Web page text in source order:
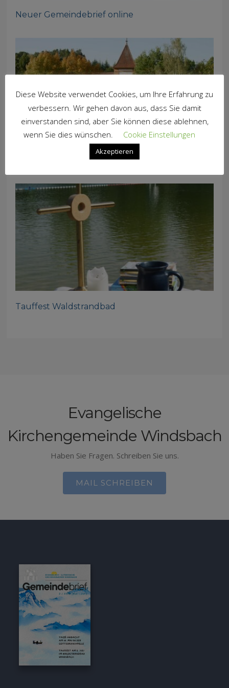
Neuer Gemeindebrief online
Tauffest Waldstrandbad
Evangelische
Kirchengemeinde Windsbach
Haben Sie Fragen. Schreiben Sie uns.
MAIL SCHREIBEN
Diese Website verwendet Cookies, um Ihre Erfahrung zu
verbessern. Wir gehen davon aus, dass Sie damit
einverstanden sind, aber Sie können diese ablehnen,
wenn Sie dies wünschen.
Cookie Einstellungen
Akzeptieren